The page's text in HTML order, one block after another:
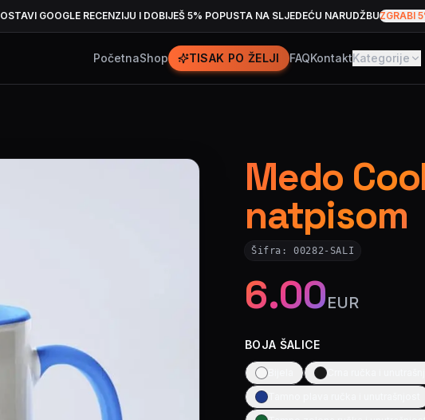
OSTAVI GOOGLE RECENZIJU I DOBIJEŠ 5% POPUSTA NA SLJEDEĆU NARUDŽBUZGRABI
PočetnaShop TISAK PO ŽELJI FAQKontaktKategorije
Medo
natpisom
Šifra:00282-SALI
6.00EUR
BOJA ŠALICE